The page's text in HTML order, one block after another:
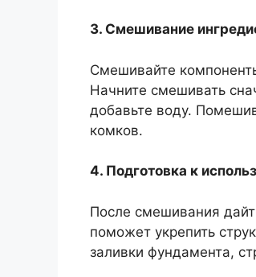
3. Смешивание
Смешивайте
Начните смешивать
добавьте воду.
комков.
4. Подготовка к
После смешивания
поможет укрепить
заливки фундамента,